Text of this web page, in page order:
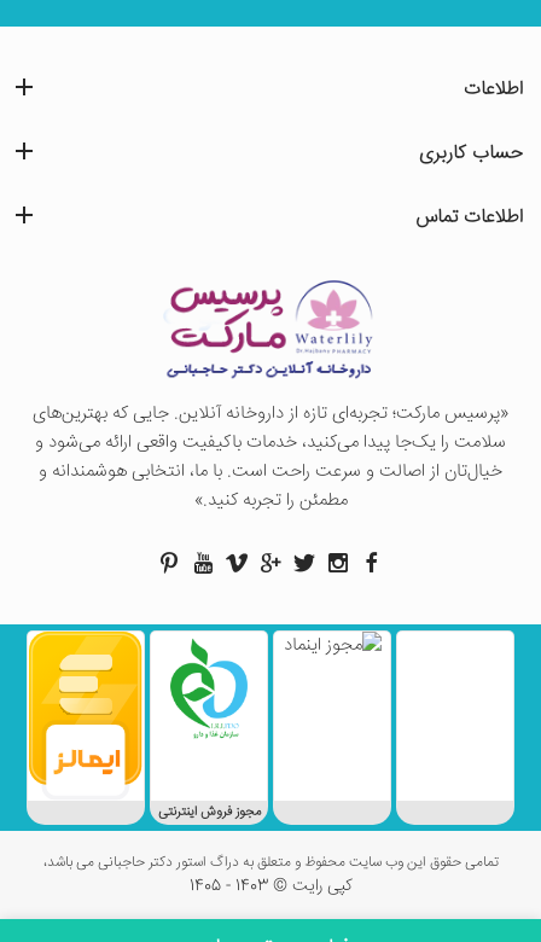
«پرسيس ماركت؛ تجربه‌ای تازه از داروخانه آنلاین. جایی که بهترین‌های
سلامت را یک‌جا پیدا می‌کنید، خدمات باکیفیت واقعی ارائه می‌شود و
خیال‌تان از اصالت و سرعت راحت است. با ما، انتخابی هوشمندانه و
مطمئن را تجربه کنید.»
اطلاعات
حساب کاربری
اطلاعات تماس
مجوز فروش اینترنتی
تمامی حقوق این وب سایت محفوظ و متعلق به دراگ استور دکتر حاجبانی می باشد،
کپی رایت © 1403 - 1405